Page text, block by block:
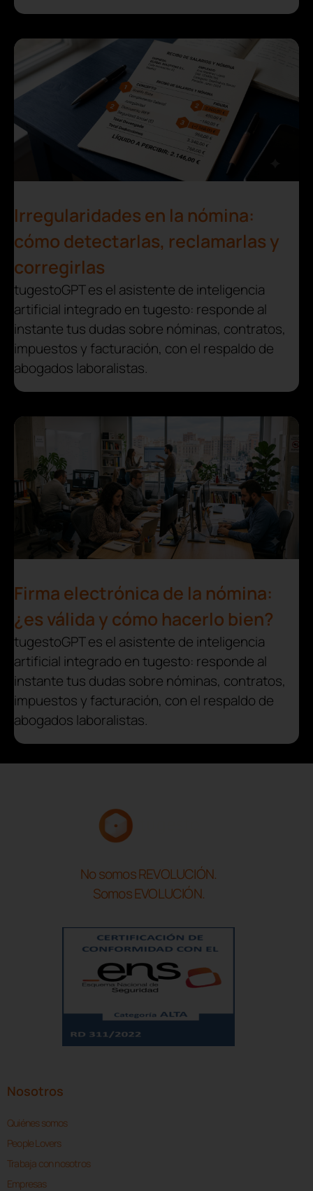
Irregularidades en la nómina:
cómo detectarlas, reclamarlas y
corregirlas
tugestoGPT es el asistente de inteligencia
artificial integrado en tugesto: responde al
instante tus dudas sobre nóminas, contratos,
impuestos y facturación, con el respaldo de
abogados laboralistas.
Firma electrónica de la nómina:
¿es válida y cómo hacerlo bien?
tugestoGPT es el asistente de inteligencia
artificial integrado en tugesto: responde al
instante tus dudas sobre nóminas, contratos,
impuestos y facturación, con el respaldo de
abogados laboralistas.
No somos REVOLUCIÓN.
Somos EVOLUCIÓN.
Nosotros
Quiénes somos
People Lovers
Trabaja con nosotros
Empresas